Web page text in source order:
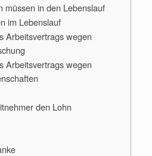
müssen in den Lebenslauf
im Lebenslauf
Arbeitsvertrags wegen
Arbeitsvertrags wegen
den Lohn